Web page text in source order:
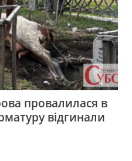
провалилася в
відгинали